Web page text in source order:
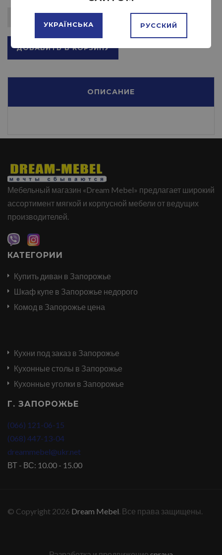
ДОБАВИТЬ В КОРЗИНУ
ОПИСАНИЕ
Мебельный магазин «Dream Mebel» предлагает широкий
ассортимент мягкой и корпусной мебели от ведущих
производителей.
КАТЕГОРИИ
Купить диван в Запорожье
Шкаф купе в Запорожье недорого
Комод в Запорожье цена
Кухни под заказ в Запорожье
Кухонные столы в Запорожье
Кухонные уголки в Запорожье
Г. ЗАПОРОЖЬЕ
(066) 121-06-15
(068) 447-13-04
dreammebel@ukr.net
ВТ - ВС: 10.00 - 15.00
© Copyright 2026 Dream Mebel. Все права защищены.
УКРАЇНСЬКА РУССКИЙ